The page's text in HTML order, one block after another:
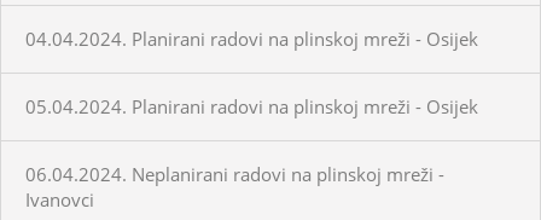
04.04.2024. Planirani radovi na plinskoj mreži - Osijek
05.04.2024. Planirani radovi na plinskoj mreži - Osijek
06.04.2024. Neplanirani radovi na plinskoj mreži -
Ivanovci